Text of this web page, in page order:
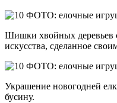
Шишки хвойных деревьев
искусства, сделанное
Украшение новогодней
бусину.